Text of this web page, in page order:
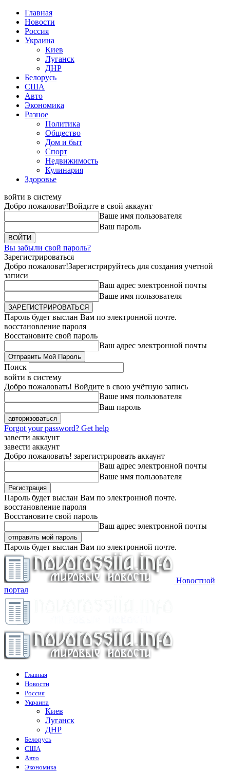
Главная
Новости
Россия
Украина
Киев
Луганск
ДНР
Белорусь
США
Авто
Экономика
Разное
Политика
Общество
Дом и быт
Спорт
Недвижимость
Кулинария
Здоровье
войти в систему
Добро пожаловат!Войдите в свой аккаунт
Ваше имя пользователя
Ваш пароль
Вы забыли свой пароль?
Зарегистрироваться
Добро пожаловат!Зарегистрируйтесь для создания учетной
записи
Ваш адрес электронной почты
Ваше имя пользователя
Пароль будет выслан Вам по электронной почте.
восстановление пароля
Восстановите свой пароль
Ваш адрес электронной почты
Поиск
войти в систему
Добро пожаловать! Войдите в свою учётную запись
Ваше имя пользователя
Ваш пароль
Forgot your password? Get help
завести аккаунт
завести аккаунт
Добро пожаловать! зарегистрировать аккаунт
Ваш адрес электронной почты
Ваше имя пользователя
Пароль будет выслан Вам по электронной почте.
восстановление пароля
Восстановите свой пароль
Ваш адрес электронной почты
Пароль будет выслан Вам по электронной почте.
Новостной
портал
Главная
Новости
Россия
Украина
Киев
Луганск
ДНР
Белорусь
США
Авто
Экономика